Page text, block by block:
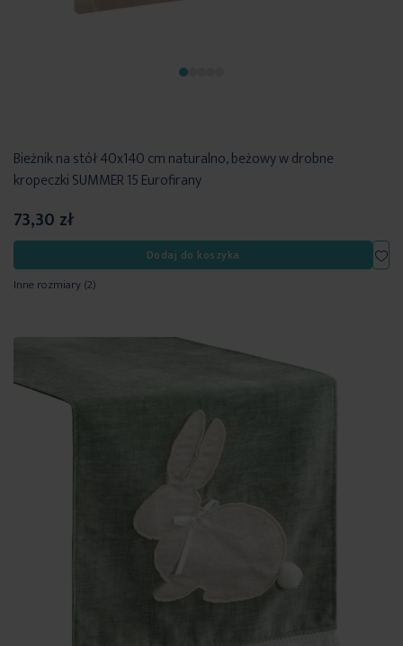
Bieżnik na stół 40x140 cm naturalno, beżowy w drobne
kropeczki SUMMER 15 Eurofirany
73,30 zł
Dodaj do koszyka
Inne rozmiary(2)